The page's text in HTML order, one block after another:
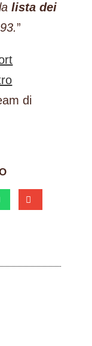
lista dei
”
di